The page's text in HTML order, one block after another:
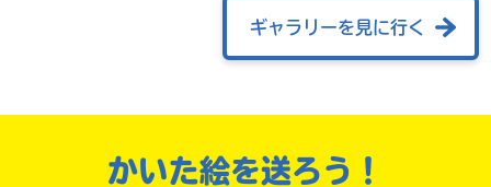
ギャラリーを見に行く
かいた絵を送ろう！